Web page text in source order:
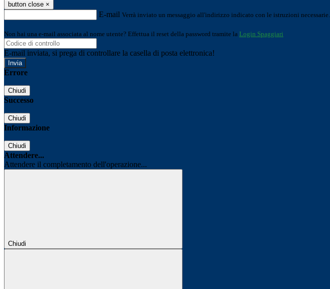
button close ×
E-mail Verrà inviato un messaggio all'indirizzo indicato con le istruzioni necessarie.
Non hai una e-mail associata al nome utente? Effettua il reset della password tramite la Login Spaggiari
E-mail inviata, si prega di controllare la casella di posta elettronica!
Errore
Chiudi
Successo
Chiudi
Informazione
Chiudi
Attendere...
Attendere il completamento dell'operazione...
Chiudi